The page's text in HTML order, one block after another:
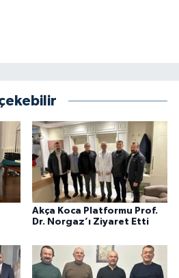
Akça Koca Platformu Prof.
Dr. Norgaz’ı Ziyaret Etti